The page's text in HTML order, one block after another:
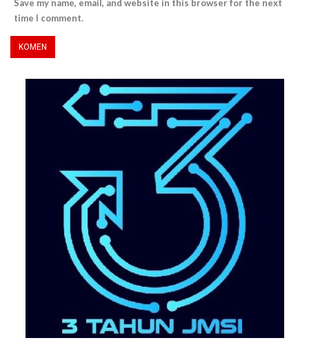
Save my name, email, and website in this browser for the next
time I comment.